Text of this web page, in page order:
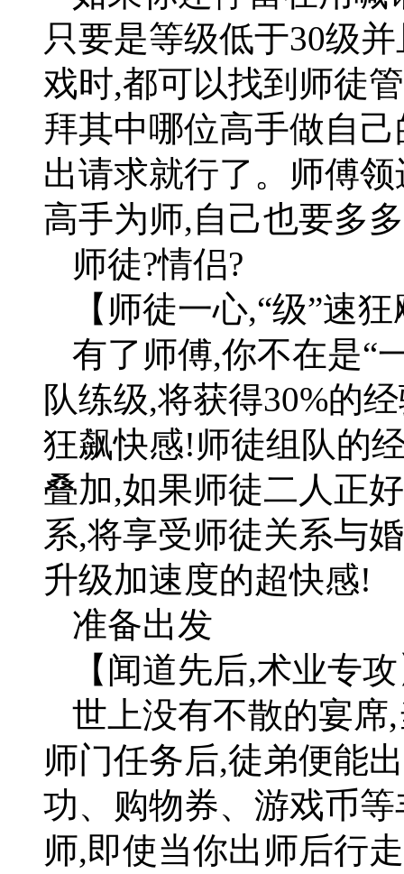
只要是等级低于30级
戏时,都可以找到师徒
拜其中哪位高手做自
出请求就行了。师傅
高手为师,自己也要多
师徒?情侣?
【师徒一心,“级”速
有了师傅,你不在是“
队练级,将获得30%的
狂飙快感!师徒组队的
叠加,如果师徒二人正
系,将享受师徒关系与
升级加速度的超快感!
准备出发
【闻道先后,术业专
世上没有不散的宴席
师门任务后,徒弟便能
功、购物券、游戏币
师,即使当你出师后行